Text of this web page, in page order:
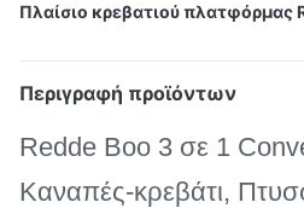
Πλαίσιο κρεβατιού πλατφόρμας
Περιγραφή προϊόντων
Redde Boo 3 σε 1
Καναπές-κρεβάτι,